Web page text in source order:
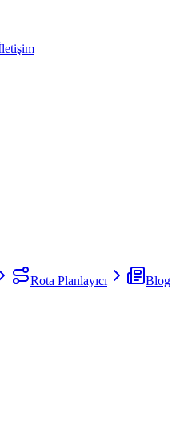
Rota Planlayıcı Blog